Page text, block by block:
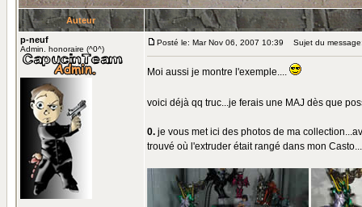
Auteur
p-neuf
Admin. honoraire (^0^)
Posté le: Mar Nov 06, 2007 10:39 Sujet du
Moi aussi je montre l'exemple....
voici déjà qq truc...je ferais une MAJ dès que
0. je vous met ici des photos de ma
trouvé où l'extruder était rangé dans mon